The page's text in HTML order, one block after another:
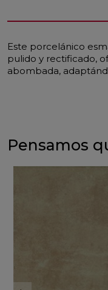
Este porcelánico
pulido y rectificado,
abombada,
Pensamos